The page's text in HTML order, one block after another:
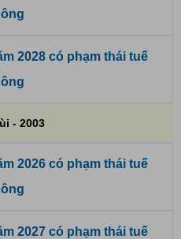
2028 có phạm thái tuế
- 2003
2026 có phạm thái tuế
2027 có phạm thái tuế